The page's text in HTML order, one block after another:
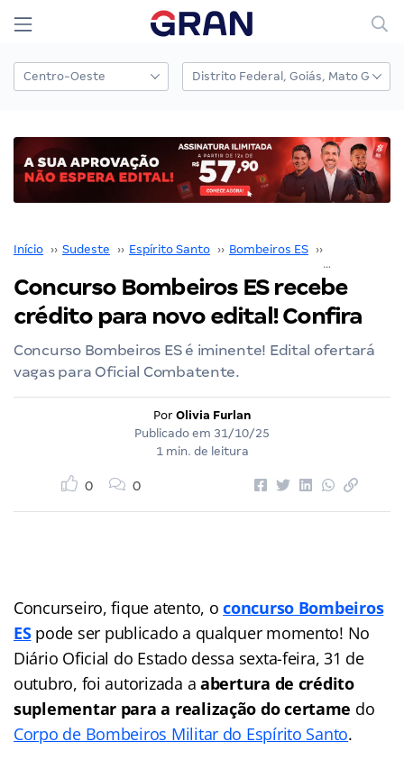
Início ›› Sudeste ›› Espírito Santo ›› Bombeiros ES ››
Concurso Bombeiros ES recebe
crédito para novo edital! Confira
Concurso Bombeiros ES é iminente! Edital ofertará
vagas para Oficial Combatente.
Por Olivia Furlan
Publicado em 31/10/25
1 min. de leitura
0 0
Concurseiro, fique atento, oconcurso Bombeiros
ES pode ser publicado a qualquer momento! No
Diário Oficial do Estado dessa sexta-feira, 31 de
outubro, foi autorizada a abertura de crédito
suplementar para a realização do certame do
Corpo de Bombeiros Militar do Espírito Santo.